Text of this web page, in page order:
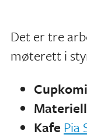
Det er tre
møterett i
Materiell
Kafe Pia